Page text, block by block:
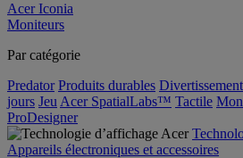
Acer Iconia
Moniteurs
Par catégorie
Predator Produits durables Divertissement
jours Jeu Acer SpatialLabs™ Tactile
ProDesigner
Appareils électroniques et accessoires